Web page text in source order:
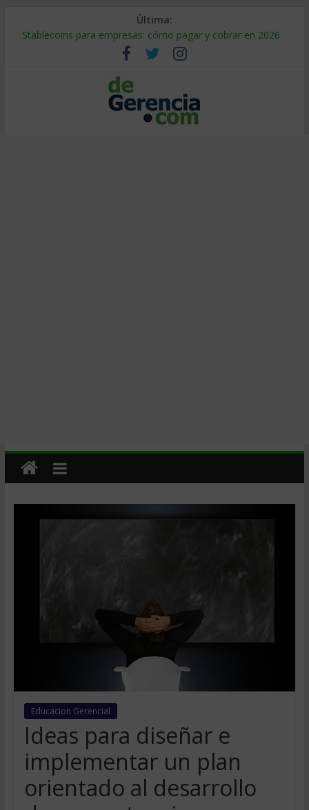
Última:
Stablecoins para empresas: cómo pagar y cobrar en 2026
Despido silencioso: qué es y por qué sale tan caro
IA en selección de personal: cómo auditarla a tiempo
Trabajo forzoso en la cadena de suministro: qué hacer
Mercado hispano de EE. UU.: cómo segmentarlo y venderle
Educacion Gerencial
Ideas para diseñar e
implementar un plan
orientado al desarrollo